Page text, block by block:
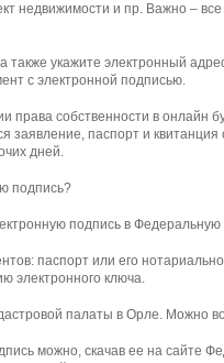
недвижимости и пр. Важно –
также укажите электронный
с электронной подписью.
права собственности в онлайн
заявление, паспорт и
дней.
подпись?
подпись в
паспорт или его
электронного ключа.
палаты в Орле. Можно
можно, скачав ее на сайте